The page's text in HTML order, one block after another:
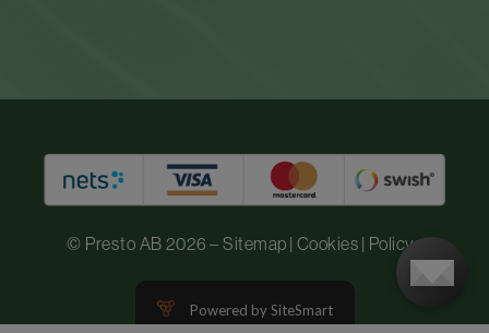
© Presto AB 2026 –Sitemap | Cookies | Policys
Powered by SiteSmart